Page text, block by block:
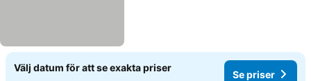
Välj datum för att se exakta priser
Se priser